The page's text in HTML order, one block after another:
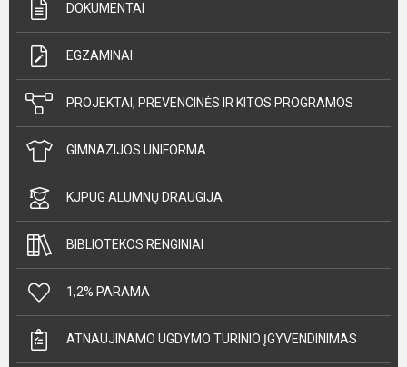
DOKUMENTAI
EGZAMINAI
PROJEKTAI, PREVENCINĖS IR KITOS PROGRAMOS
GIMNAZIJOS UNIFORMA
KJPUG ALUMNŲ DRAUGIJA
BIBLIOTEKOS RENGINIAI
1,2% PARAMA
ATNAUJINAMO UGDYMO TURINIO ĮGYVENDINIMAS